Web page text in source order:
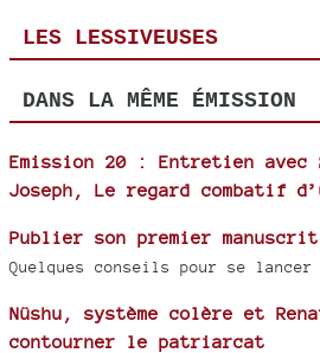
LES LESSIVEUSES
DANS LA MÊME ÉMISSION
Emission 20 : Entretien avec
Joseph, Le regard combatif
Publier son premier manuscrit
Quelques conseils pour se lancer
Nüshu, système colère et
contourner le patriarcat